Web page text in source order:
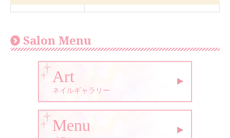
Salon Menu
Art
ネイルギャラリー
Menu